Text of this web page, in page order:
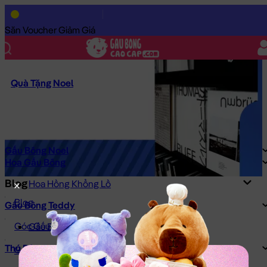
Săn Voucher Giảm Giá
Gấu Bông Noel
Hoa Gấu Bông
Hoa Hồng Khổng Lồ
Gấu Bông Teddy
Gấu Bông Áo Len
Thú Bông
Quà Tặng Noel
Blog
Blog
Góc Gấu Bông
Gợi ý Quà Tặng